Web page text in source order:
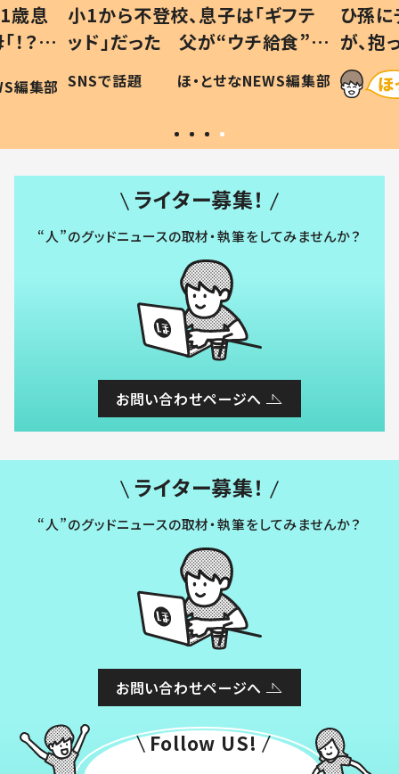
歳息
？」
編集部
小1から不登校、息子は「ギフテ
ッド」だった 父が“ウチ給食”を
作り続ける理由とは #令和の親
#令和の子
SNSで話題 ほ・とせなNEWS編集部
ひ孫
が、
「涙が
い」
ライター募集！
“人”のグッドニュースの取材・執筆をしてみませんか？
お問い合わせページへ
ライター募集！
“人”のグッドニュースの取材・執筆をしてみませんか？
お問い合わせページへ
Follow US!